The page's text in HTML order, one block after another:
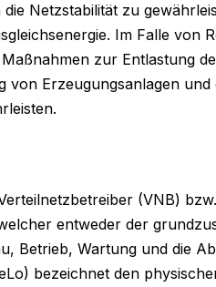
Netzstabilität zu
Im Falle von
zur Entlastung
von Erzeugungsanlagen
(VNB)
entweder der
Betrieb, Wartung und die
bezeichnet den